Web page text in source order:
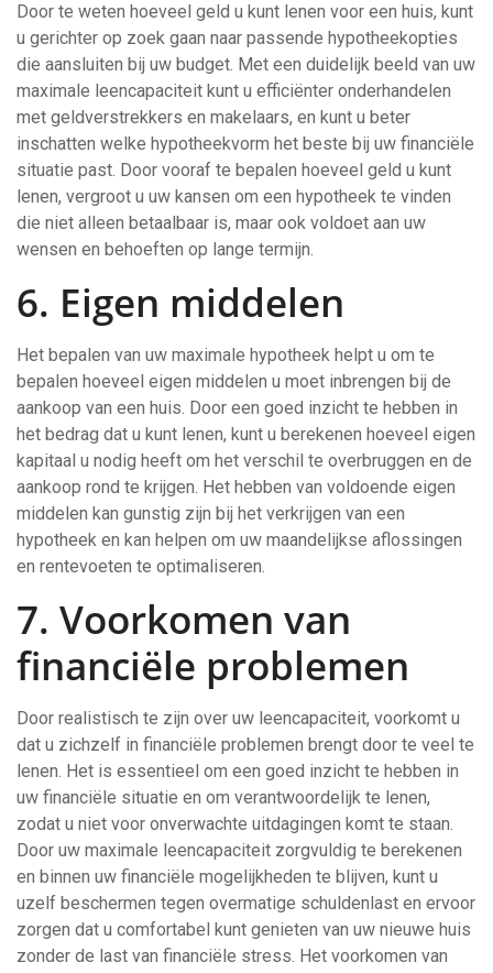
Door te weten hoeveel geld u kunt lenen voor een huis, kunt
u gerichter op zoek gaan naar passende hypotheekopties
die aansluiten bij uw budget. Met een duidelijk beeld van uw
maximale leencapaciteit kunt u efficiënter onderhandelen
met geldverstrekkers en makelaars, en kunt u beter
inschatten welke hypotheekvorm het beste bij uw financiële
situatie past. Door vooraf te bepalen hoeveel geld u kunt
lenen, vergroot u uw kansen om een hypotheek te vinden
die niet alleen betaalbaar is, maar ook voldoet aan uw
wensen en behoeften op lange termijn.
6. Eigen middelen
Het bepalen van uw maximale hypotheek helpt u om te
bepalen hoeveel eigen middelen u moet inbrengen bij de
aankoop van een huis. Door een goed inzicht te hebben in
het bedrag dat u kunt lenen, kunt u berekenen hoeveel eigen
kapitaal u nodig heeft om het verschil te overbruggen en de
aankoop rond te krijgen. Het hebben van voldoende eigen
middelen kan gunstig zijn bij het verkrijgen van een
hypotheek en kan helpen om uw maandelijkse aflossingen
en rentevoeten te optimaliseren.
7. Voorkomen van
financiële problemen
Door realistisch te zijn over uw leencapaciteit, voorkomt u
dat u zichzelf in financiële problemen brengt door te veel te
lenen. Het is essentieel om een goed inzicht te hebben in
uw financiële situatie en om verantwoordelijk te lenen,
zodat u niet voor onverwachte uitdagingen komt te staan.
Door uw maximale leencapaciteit zorgvuldig te berekenen
en binnen uw financiële mogelijkheden te blijven, kunt u
uzelf beschermen tegen overmatige schuldenlast en ervoor
zorgen dat u comfortabel kunt genieten van uw nieuwe huis
zonder de last van financiële stress. Het voorkomen van